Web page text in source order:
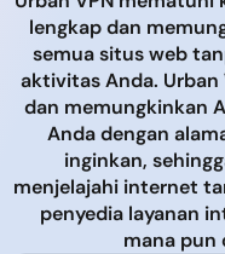
lengkap dan
semua situs web
aktivitas Anda. Urban
dan memungkinkan
Anda dengan
inginkan,
menjelajahi internet
penyedia layanan
mana pun